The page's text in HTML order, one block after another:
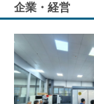
企業・経営